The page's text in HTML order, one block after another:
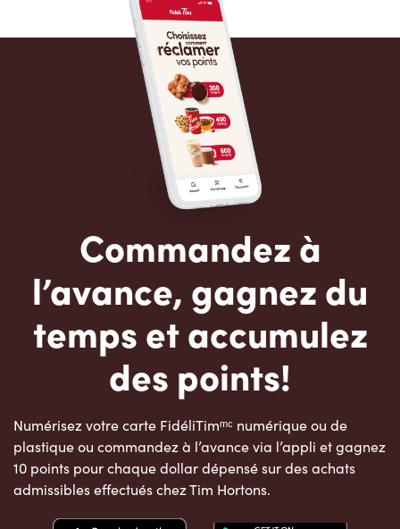
Commandez à
l’avance, gagnez du
temps et accumulez
des points!
Numérisez votre carte FidéliTimᵐᶜ numérique ou de
plastique ou commandez à l’avance via l’appli et gagnez
10 points pour chaque dollar dépensé sur des achats
admissibles effectués chez Tim Hortons.